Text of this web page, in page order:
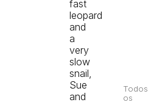
fast
leopard
and
a
very
slow
snail,
Sue
and
Todos
os